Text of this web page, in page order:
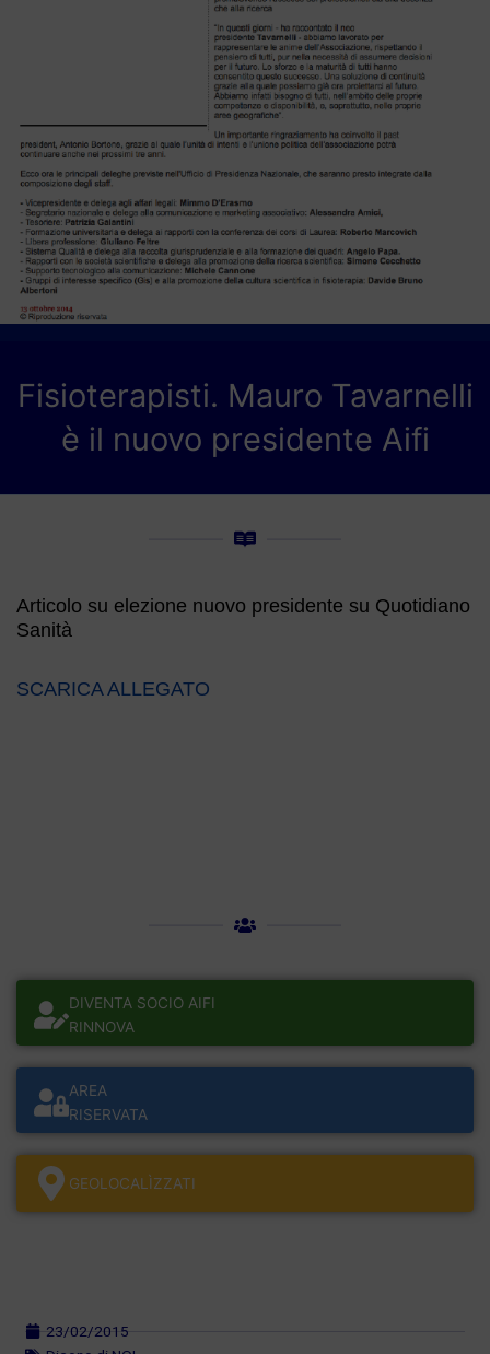
Fisioterapisti. Mauro Tavarnelli
è il nuovo presidente Aifi
Articolo su elezione nuovo presidente su Quotidiano
Sanità
SCARICA ALLEGATO
DIVENTA SOCIO AIFI
RINNOVA
AREA
RISERVATA
GEOLOCALÌZZATI
23/02/2015